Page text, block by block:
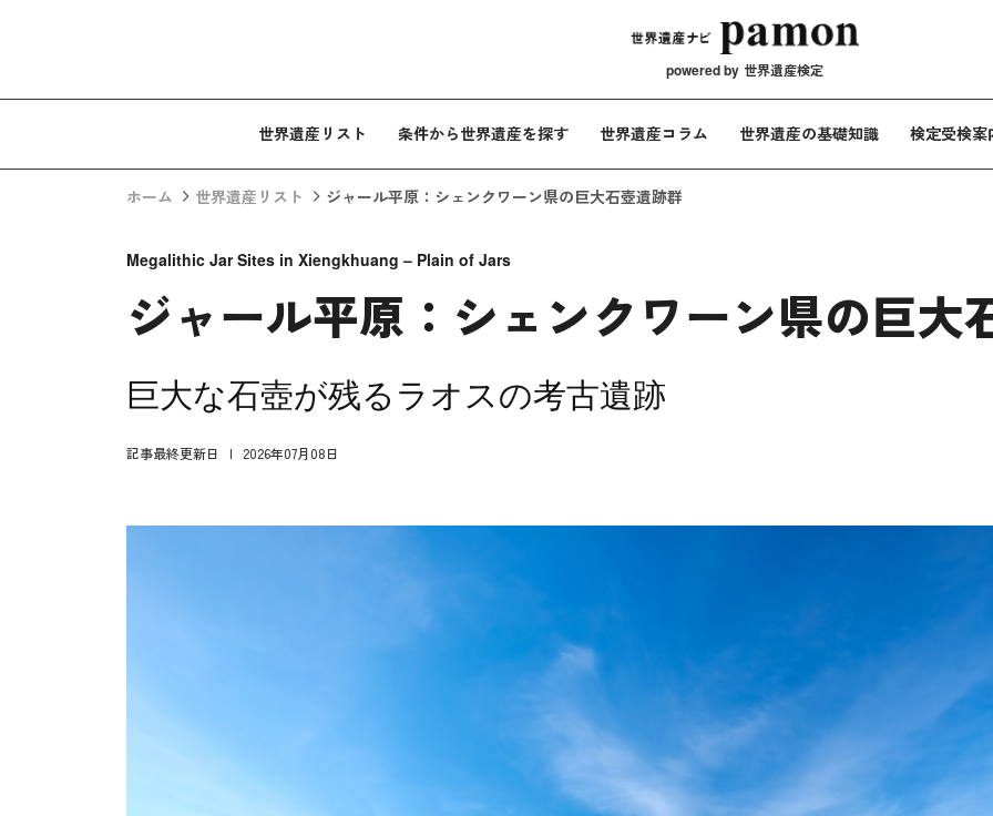
メインナビ
powered by 世界遺産検定
世界遺産リスト 条件から世界遺産を探す 世界遺産コラム 世界遺産の基礎知識 検定受検案
ホーム 世界遺産リスト ジャール平原：シェンクワーン県の巨大石壺遺跡群
Megalithic Jar Sites in Xiengkhuang – Plain of Jars
ジャール平原：シェンクワーン県の巨大
巨大な石壺が残るラオスの考古遺跡
記事最終更新日 2026年07月08日